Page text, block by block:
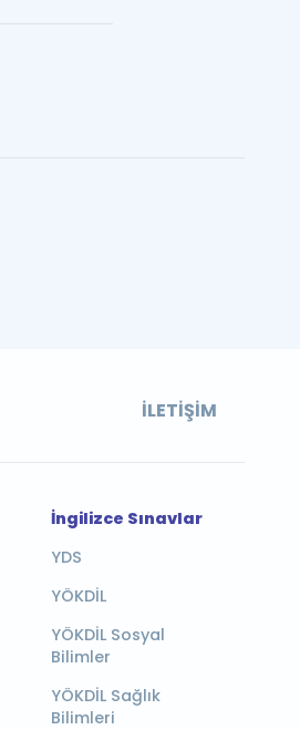
İLETIŞIM
İngilizce Sınavlar
YDS
YÖKDİL
YÖKDİL Sosyal
Bilimler
YÖKDİL Sağlık
Bilimleri